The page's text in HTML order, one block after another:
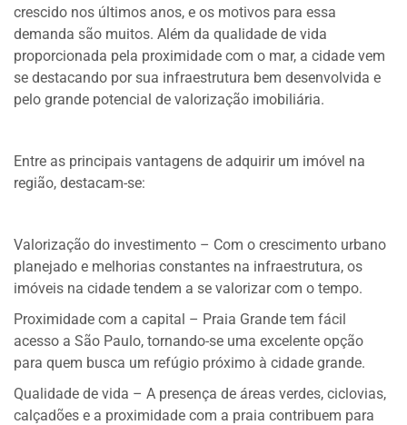
crescido nos últimos anos, e os motivos para essa
demanda são muitos. Além da qualidade de vida
proporcionada pela proximidade com o mar, a cidade vem
se destacando por sua infraestrutura bem desenvolvida e
pelo grande potencial de valorização imobiliária.
Entre as principais vantagens de adquirir um imóvel na
região, destacam-se:
Valorização do investimento – Com o crescimento urbano
planejado e melhorias constantes na infraestrutura, os
imóveis na cidade tendem a se valorizar com o tempo.
Proximidade com a capital – Praia Grande tem fácil
acesso a São Paulo, tornando-se uma excelente opção
para quem busca um refúgio próximo à cidade grande.
Qualidade de vida – A presença de áreas verdes, ciclovias,
calçadões e a proximidade com a praia contribuem para